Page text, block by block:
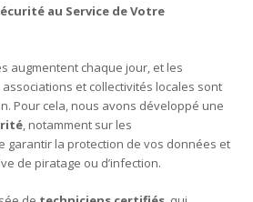
au Service de Votre
augmentent chaque jour, et les
et collectivités locales sont
Pour cela, nous avons développé une
, notamment sur les
garantir la protection de vos données et
de piratage ou d’infection.